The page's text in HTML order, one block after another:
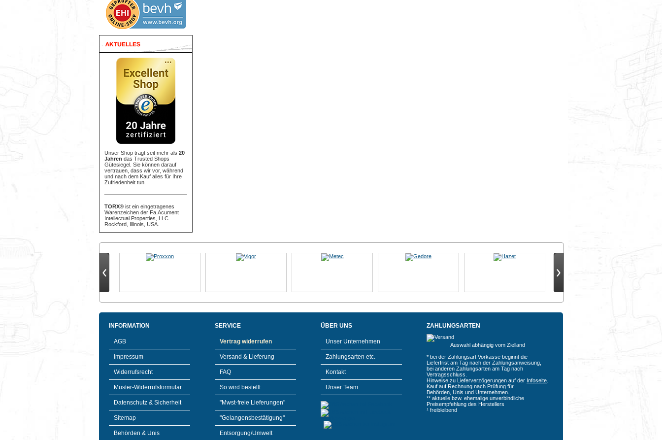
Unser Shop trägt seit mehr als 20
Jahren das Trusted Shops
Gütesiegel. Sie können darauf
vertrauen, dass wir vor, während
und nach dem Kauf alles für Ihre
Zufriedenheit tun.
TORX® ist ein eingetragenes
Warenzeichen der Fa.Acument
Intellectual Properties, LLC
Rockford, Illinois, USA.
INFORMATION
AGB
Impressum
Widerrufsrecht
Muster-Widerrufsformular
Datenschutz & Sicherheit
Sitemap
Behörden & Unis
SERVICE
Vertrag widerrufen
Versand & Lieferung
FAQ
So wird bestellt
"Mwst-freie Lieferungen"
"Gelangensbestätigung"
Entsorgung/Umwelt
ÜBER UNS
Unser Unternehmen
Zahlungsarten etc.
Kontakt
Unser Team
ZAHLUNGSARTEN
Auswahl abhängig vom Zielland
* bei der Zahlungsart Vorkasse beginnt die
Lieferfrist am Tag nach der Zahlungsanweisung,
bei anderen Zahlungsarten am Tag nach
Vertragsschluss.
Hinweise zu Lieferverzögerungen auf der Infoseite
Kauf auf Rechnung nach Prüfung für
Behörden, Unis und Unternehmen.
** aktuelle bzw. ehemalige unverbindliche
Preisempfehlung des Herstellers
¹ freibleibend